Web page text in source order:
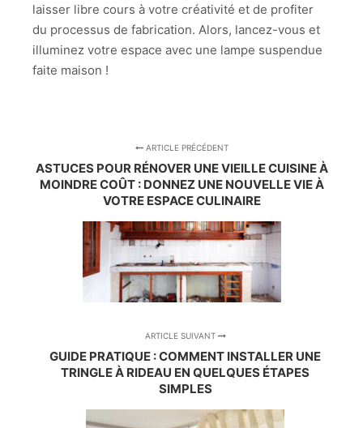
laisser libre cours à votre créativité et de profiter
du processus de fabrication. Alors, lancez-vous et
illuminez votre espace avec une lampe suspendue
faite maison !
ARTICLE PRÉCÉDENT
ASTUCES POUR RÉNOVER UNE VIEILLE CUISINE À
MOINDRE COÛT : DONNEZ UNE NOUVELLE VIE À
VOTRE ESPACE CULINAIRE
ARTICLE SUIVANT
GUIDE PRATIQUE : COMMENT INSTALLER UNE
TRINGLE À RIDEAU EN QUELQUES ÉTAPES
SIMPLES